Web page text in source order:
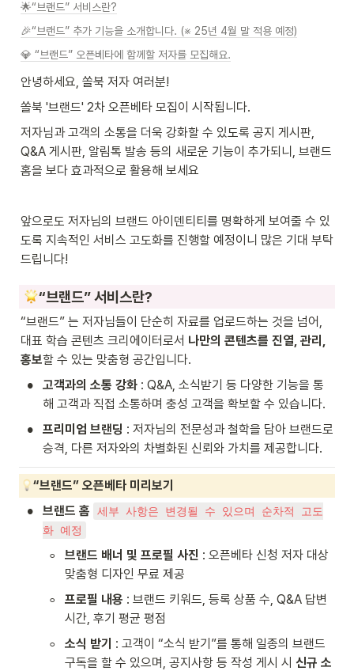
🌟“브랜드” 서비스란?
🎉“브랜드” 추가 기능을 소개합니다. (※ 25년 4월 말 적용 예정)
💎 “브랜드” 오픈베타에 함께할 저자를 모집해요.
안녕하세요, 쏠북 저자 여러분!
쏠북 '브랜드' 2차 오픈베타 모집이 시작됩니다.
저자님과 고객의 소통을 더욱 강화할 수 있도록 공지 게시판,
Q&A 게시판, 알림톡 발송 등의 새로운 기능이 추가되니, 브랜드
홈을 보다 효과적으로 활용해 보세요
앞으로도 저자님의 브랜드 아이덴티티를 명확하게 보여줄 수 있
도록 지속적인 서비스 고도화를 진행할 예정이니 많은 기대 부탁
드립니다!
“브랜드” 서비스란?
“브랜드” 는 저자님들이 단순히 자료를 업로드하는 것을 넘어,
대표 학습 콘텐츠 크리에이터로서 나만의 콘텐츠를 진열, 관리,
홍보할 수 있는 맞춤형 공간입니다.
• 고객과의 소통 강화 : Q&A, 소식받기 등 다양한 기능을 통
해 고객과 직접 소통하며 충성 고객을 확보할 수 있습니다.
• 프리미엄 브랜딩 : 저자님의 전문성과 철학을 담아 브랜드로
승격, 다른 저자와의 차별화된 신뢰와 가치를 제공합니다.
“브랜드” 오픈베타 미리보기
• 브랜드 홈
세부 사항은 변경될 수 있으며 순차적 고도
화 예정
◦ 브랜드 배너 및 프로필 사진 : 오픈베타 신청 저자 대상
맞춤형 디자인 무료 제공
◦ 프로필 내용 : 브랜드 키워드, 등록 상품 수, Q&A 답변
시간, 후기 평균 평점
◦ 소식 받기 : 고객이 “소식 받기”를 통해 일종의 브랜드
구독을 할 수 있으며, 공지사항 등 작성 게시 시 신규 소